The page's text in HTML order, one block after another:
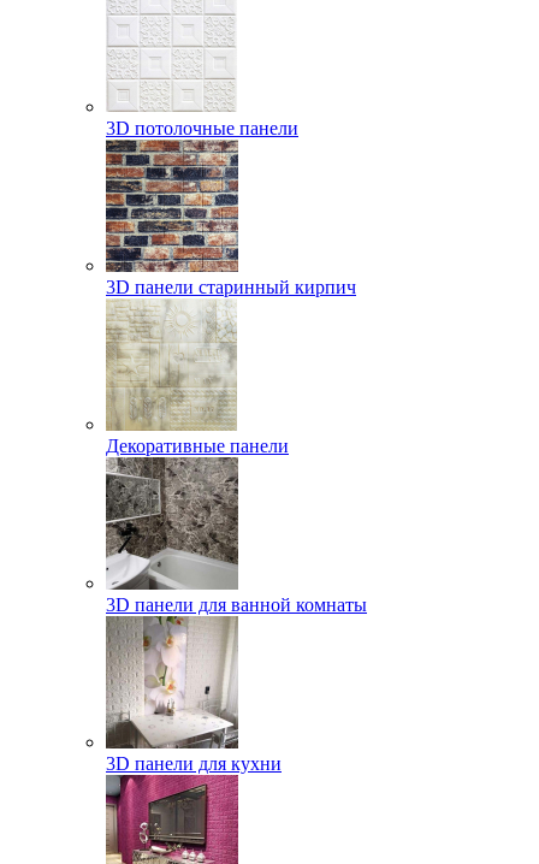
3D потолочные панели
3D панели старинный кирпич
Декоративные панели
3D панели для ванной комнаты
3D панели для кухни